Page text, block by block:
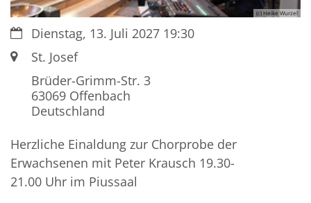
(c) Heike Wurzel
Datum:Dienstag, 13. Juli 2027 19:30
Ort: St. Josef
Brüder-Grimm-Str. 3
63069 Offenbach
Deutschland
Herzliche Einaldung zur Chorprobe der
Erwachsenen mit Peter Krausch 19.30-
21.00 Uhr im Piussaal